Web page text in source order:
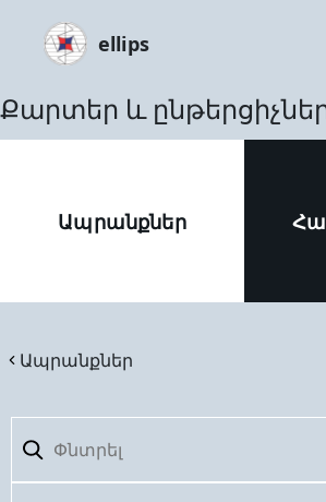
ellips
Քարտեր և
Ապրանքներ
Ապրանքներ